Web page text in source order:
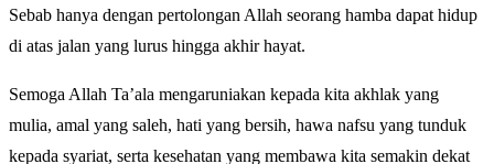
Sebab hanya dengan pertolongan Allah seorang hamba dapat hidup
di atas jalan yang lurus hingga akhir hayat.
Semoga Allah Ta’ala mengaruniakan kepada kita akhlak yang
mulia, amal yang saleh, hati yang bersih, hawa nafsu yang tunduk
kepada syariat, serta kesehatan yang membawa kita semakin dekat